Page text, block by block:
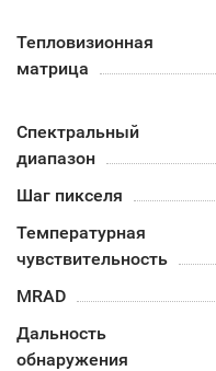
Тепловизионная
матрица
Спектральный
диапазон
Шаг пикселя
Температурная
чувствительность
MRAD
Дальность
обнаружения